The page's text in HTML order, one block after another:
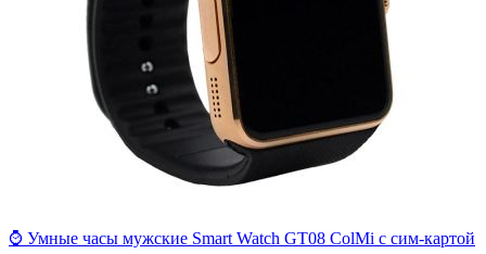
⌚ Умные часы мужские Smart Watch GT08 ColMi с сим-картой